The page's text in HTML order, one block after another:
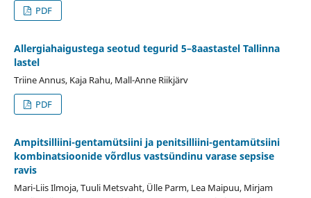
PDF
Allergiahaigustega seotud tegurid 5–8aastastel Tallinna
lastel
Triine Annus, Kaja Rahu, Mall-Anne Riikjärv
PDF
Ampitsilliini-gentamütsiini ja penitsilliini-gentamütsiini
kombinatsioonide võrdlus vastsündinu varase sepsise
ravis
Mari-Liis Ilmoja, Tuuli Metsvaht, Ülle Parm, Lea Maipuu, Mirjam